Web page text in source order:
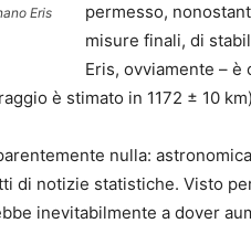
Eris
permesso,
misure finali, di
Eris, ovviamente –
è stimato in 1172 ± 10
nulla:
di notizie statistiche. Visto
inevitabilmente a dover